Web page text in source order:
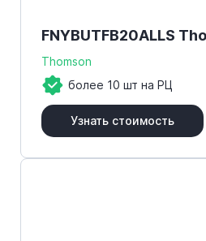
FNYBUTFB20ALLS
Thomson
более 10 шт на РЦ
Узнать стоимость